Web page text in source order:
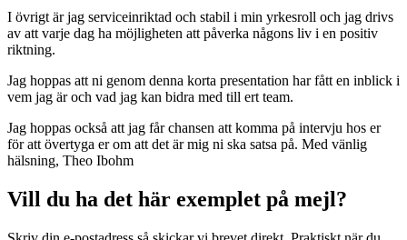
I övrigt är jag serviceinriktad och stabil i min yrkesroll och jag drivs
av att varje dag ha möjligheten att påverka någons liv i en positiv
riktning.
Jag hoppas att ni genom denna korta presentation har fått en inblick i
vem jag är och vad jag kan bidra med till ert team.
Jag hoppas också att jag får chansen att komma på intervju hos er
för att övertyga er om att det är mig ni ska satsa på. Med vänlig
hälsning, Theo Ibohm
Vill du ha det här exemplet på mejl?